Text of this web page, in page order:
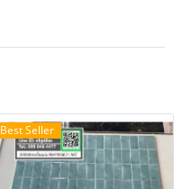
Best Seller